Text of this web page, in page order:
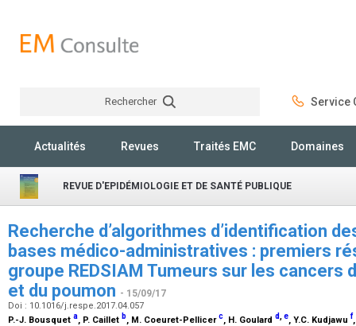
Rechercher Service
Actualités Revues Traités EMC Domaines
REVUE D'EPIDÉMIOLOGIE ET DE SANTÉ PUBLIQUE
Recherche d’algorithmes d’identification
bases médico-administratives : premiers
groupe REDSIAM Tumeurs sur les cancers
et du poumon - 15/09/17
Doi : 10.1016/j.respe.2017.04.057
P.-J. Bousquet a, P. Caillet b, M. Coeuret-Pellicerc, H. Goulard d e, Y.C. Kudjawu f